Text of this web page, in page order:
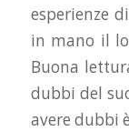
esperienze
in mano il
Buona
dubbi del
avere dubbi